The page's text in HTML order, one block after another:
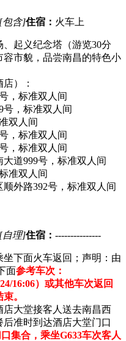
[包含]住宿： 火车上
起义纪念塔（游览30分
市貌，品尝南昌的特色小
）：
，标准双人间
号，标准双人间
双人间
，标准双人间
，标准双人间
道999号，标准双人间
准双人间
外路392号，标准双人间
[自理]住宿： ---------------
下面火车返回；声明：由
面参考车次：
16:06）或其他车次返回
。
大堂接客人送去南昌西
准时到达酒店大堂门口
集合，乘坐G633车次客人